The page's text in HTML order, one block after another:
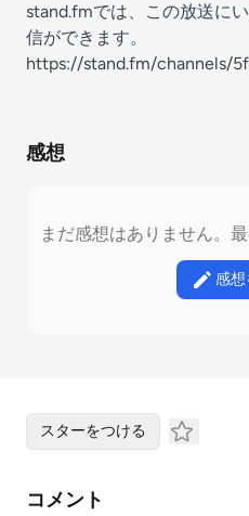
stand.fmでは、この放送に
信ができます。
https://stand.fm/channels/
感想
まだ感想はありません。
感想
スターをつける
コメント